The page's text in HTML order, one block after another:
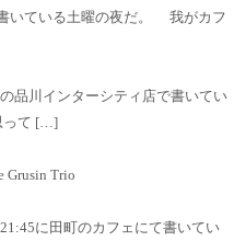
いている土曜の夜だ。 我がカフ
品川インターシティ店で書いてい
って […]
Grusin Trio
に田町のカフェにて書いてい